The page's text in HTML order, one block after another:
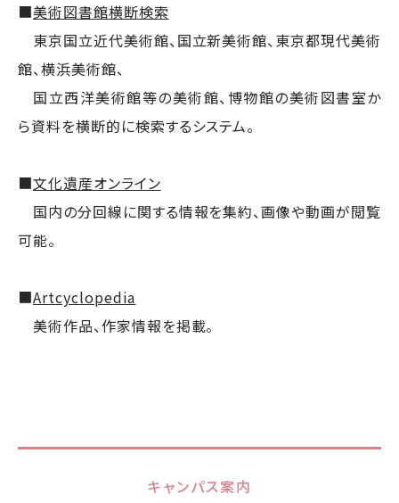
■美術図書館横断検索
東京国立近代美術館、国立新美術館、東京都現代美術
館、横浜美術館、
国立西洋美術館等の美術館、博物館の美術図書室か
ら資料を横断的に検索するシステム。
■文化遺産オンライン
国内の分回線に関する情報を集約、画像や動画が閲覧
可能。
■Artcyclopedia
美術作品、作家情報を掲載。
キャンパス案内